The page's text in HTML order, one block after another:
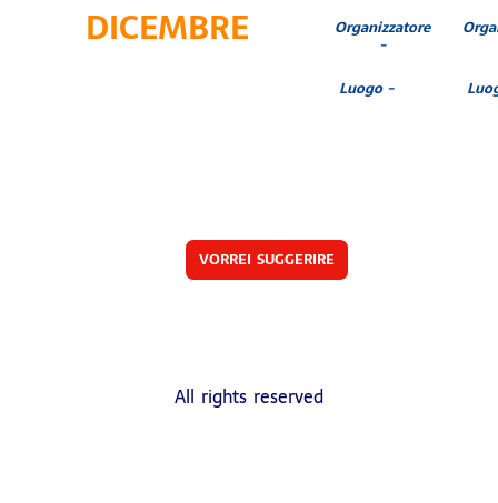
DICEMBRE Organizzatore
-
Luogo -
VORREI SUGGERIRE
All rights reserved